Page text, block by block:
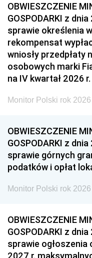
OBWIESZCZENIE
GOSPODARKI z
sprawie określenia
rekompensat
wniosły przedpłaty
osobowych marki
na IV kwartał 2026 r.
Monitor Polski rok
OBWIESZCZENIE
GOSPODARKI z
sprawie górnych
podatków i opłat
Monitor Polski rok 2026
OBWIESZCZENIE
GOSPODARKI z
sprawie ogłoszenia